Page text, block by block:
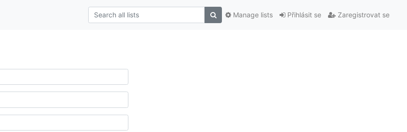
Přihlásit se Zaregistrovat se
Manage lists